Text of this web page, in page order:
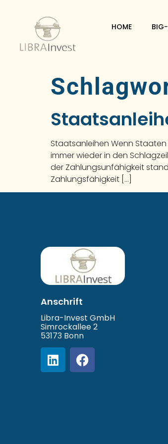
HOME BIG-
Staatsanleihen Wenn
immer wieder in den
der Zahlungsunfähigkeit
Zahlungsfähigkeit […]
Anschrift
Libra-Invest GmbH
Simrockallee 2
53173 Bonn